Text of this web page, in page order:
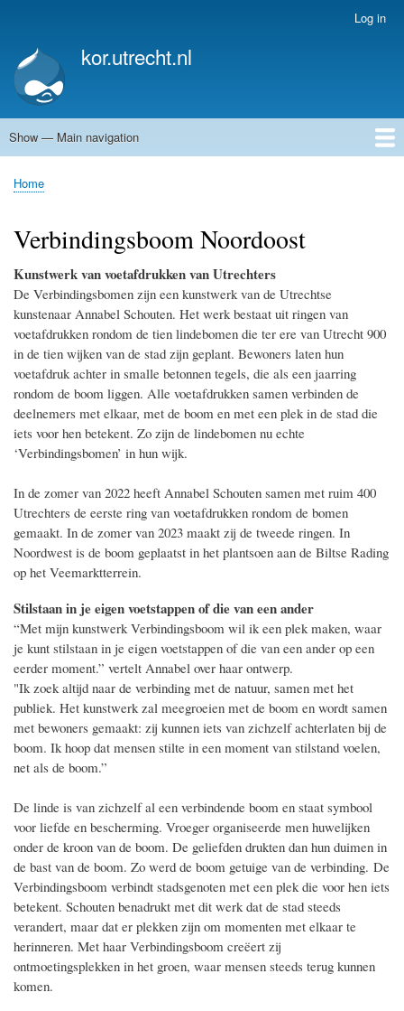
account
menu
Log in
kor.utrecht.nl
Main
Show — Main navigation
Home
Kunstwerken
Actueel
Routes
Breadcrumb
Home
Verbindingsboom Noordoost
Kunstwerk van voetafdrukken van Utrechters
De Verbindingsbomen zijn een kunstwerk van de Utrechtse
kunstenaar Annabel Schouten. Het werk bestaat uit ringen van
voetafdrukken rondom de tien lindebomen die ter ere van Utrecht 900
in de tien wijken van de stad zijn geplant. Bewoners laten hun
voetafdruk achter in smalle betonnen tegels, die als een jaarring
rondom de boom liggen. Alle voetafdrukken samen verbinden de
deelnemers met elkaar, met de boom en met een plek in de stad die
iets voor hen betekent. Zo zijn de lindebomen nu echte
‘Verbindingsbomen’ in hun wijk.
In de zomer van 2022 heeft Annabel Schouten samen met ruim 400
Utrechters de eerste ring van voetafdrukken rondom de bomen
gemaakt. In de zomer van 2023 maakt zij de tweede ringen. In
Noordwest is de boom geplaatst in het plantsoen aan de Biltse Rading
op het Veemarktterrein.
Stilstaan in je eigen voetstappen of die van een ander
“Met mijn kunstwerk Verbindingsboom wil ik een plek maken, waar
je kunt stilstaan in je eigen voetstappen of die van een ander op een
eerder moment.” vertelt Annabel over haar ontwerp.
"Ik zoek altijd naar de verbinding met de natuur, samen met het
publiek. Het kunstwerk zal meegroeien met de boom en wordt samen
met bewoners gemaakt: zij kunnen iets van zichzelf achterlaten bij de
boom. Ik hoop dat mensen stilte in een moment van stilstand voelen,
net als de boom.”
De linde is van zichzelf al een verbindende boom en staat symbool
voor liefde en bescherming. Vroeger organiseerde men huwelijken
onder de kroon van de boom. De geliefden drukten dan hun duimen in
de bast van de boom. Zo werd de boom getuige van de verbinding. De
Verbindingsboom verbindt stadsgenoten met een plek die voor hen iets
betekent. Schouten benadrukt met dit werk dat de stad steeds
verandert, maar dat er plekken zijn om momenten met elkaar te
herinneren. Met haar Verbindingsboom creëert zij
ontmoetingsplekken in het groen, waar mensen steeds terug kunnen
komen.